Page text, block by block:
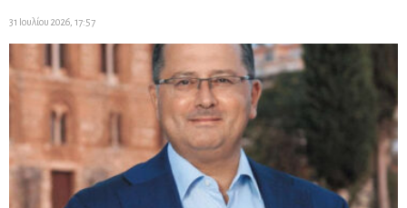
31 Ιουλίου 2026, 17:57